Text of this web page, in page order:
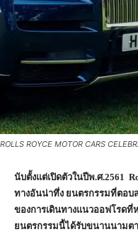
ROLLS ROYCE MOTOR CARS
นับตั้งแต่เปิดตัวในปีพ.ศ.2561
ทางอันน่าทึ่ง ยนตรกรรมที่ตอ
ของการเดินทางแนวออฟโรดที่
ยนตรกรรมนี้ได้รับขนานนามต